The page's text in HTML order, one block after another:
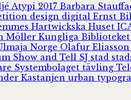
Atypi 2017 Barbara
design digital Ernst
Hartwickska Huset
Möller Kungliga Biblioteket
Norge Olafur Eliasson
Show and Tell SJ stad
Systembolaget tävling
Kastanjen urban